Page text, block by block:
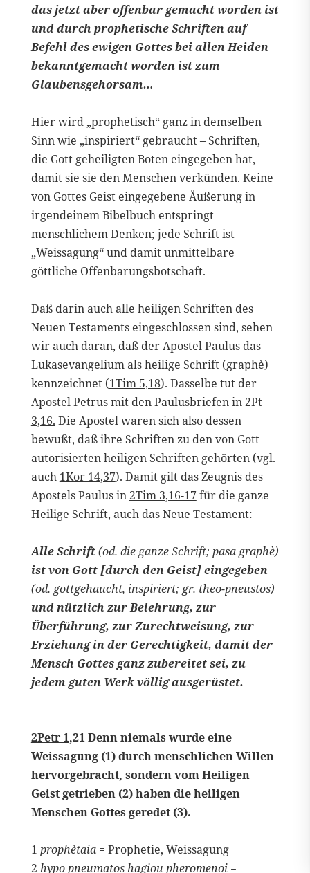
das jetzt aber offenbar gemacht worden ist
und durch prophetische Schriften auf
Befehl des ewigen Gottes bei allen Heiden
bekanntgemacht worden ist zum
Glaubensgehorsam…
Hier wird „prophetisch“ ganz in demselben
Sinn wie „inspiriert“ gebraucht – Schriften,
die Gott geheiligten Boten eingegeben hat,
damit sie sie den Menschen verkünden. Keine
von Gottes Geist eingegebene Äußerung in
irgendeinem Bibelbuch entspringt
menschlichem Denken; jede Schrift ist
„Weissagung“ und damit unmittelbare
göttliche Offenbarungsbotschaft.
Daß darin auch alle heiligen Schriften des
Neuen Testaments eingeschlossen sind, sehen
wir auch daran, daß der Apostel Paulus das
Lukasevangelium als heilige Schrift (graphè)
kennzeichnet (1Tim 5,18). Dasselbe tut der
Apostel Petrus mit den Paulusbriefen in2Pt
3,16. Die Apostel waren sich also dessen
bewußt, daß ihre Schriften zu den von Gott
autorisierten heiligen Schriften gehörten (vgl.
auch 1Kor 14,37). Damit gilt das Zeugnis des
Apostels Paulus in2Tim 3,16-17für die ganze
Heilige Schrift, auch das Neue Testament:
Alle Schrift(od. die ganze Schrift; pasa graphè)
ist von Gott [durch den Geist] eingegeben
(od. gottgehaucht, inspiriert; gr. theo-pneustos)
und nützlich zur Belehrung, zur
Überführung, zur Zurechtweisung, zur
Erziehung in der Gerechtigkeit, damit der
Mensch Gottes ganz zubereitet sei, zu
jedem guten Werk völlig ausgerüstet.
2Petr 1,21 Denn niemals wurde eine
Weissagung (1) durch menschlichen Willen
hervorgebracht, sondern vom Heiligen
Geist getrieben (2) haben die heiligen
Menschen Gottes geredet (3).
1 prophètaia= Prophetie, Weissagung
2 hypo pneumatos hagiou pheromenoi=